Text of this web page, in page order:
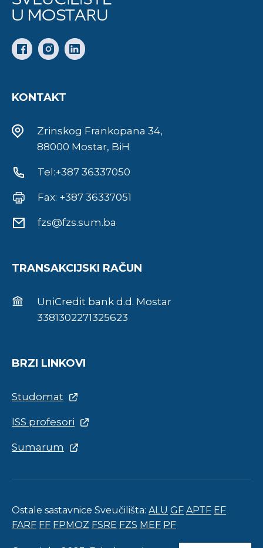
KONTAKT
Zrinskog Frankopana 34,
88000 Mostar, BiH
Tel:+387 36337050
Fax: +387 36337051
fzs@fzs.sum.ba
TRANSAKCIJSKI RAČUN
UniCredit bank d.d. Mostar
3381302271325623
BRZI LINKOVI
Studomat
ISS profesori
Sumarum
Ostale sastavnice Sveučilišta: ALU GF APTF EF
FARF FF FPMOZ FSRE FZS MEF PF